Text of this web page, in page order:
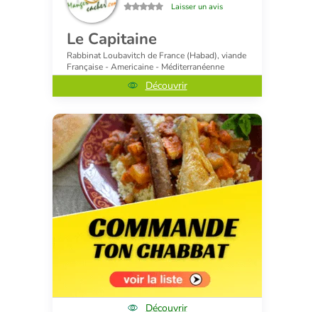
Laisser un avis
Le Capitaine
Rabbinat Loubavitch de France (Habad), viande
Française - Americaine - Méditerranéenne
Découvrir
Découvrir